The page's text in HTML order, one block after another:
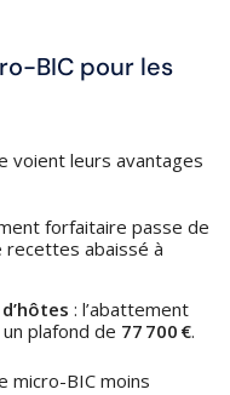
BIC pour les
voient leurs avantages
forfaitaire passe de
recettes abaissé à
: l’abattement
plafond de 77 700 €.
micro-BIC moins